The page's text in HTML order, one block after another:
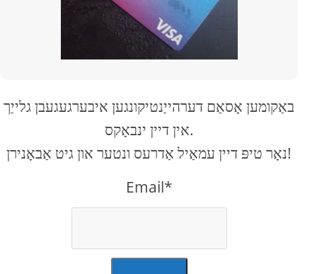
באַקומען אָסאַם דערהייַנטיקונגען איבערגעגעבן גלייַך
אין דיין ינבאָקס.
נאָר טיפּ דיין עמאַיל אַדרעס ונטער און גיט אַבאָנירן!
Email*